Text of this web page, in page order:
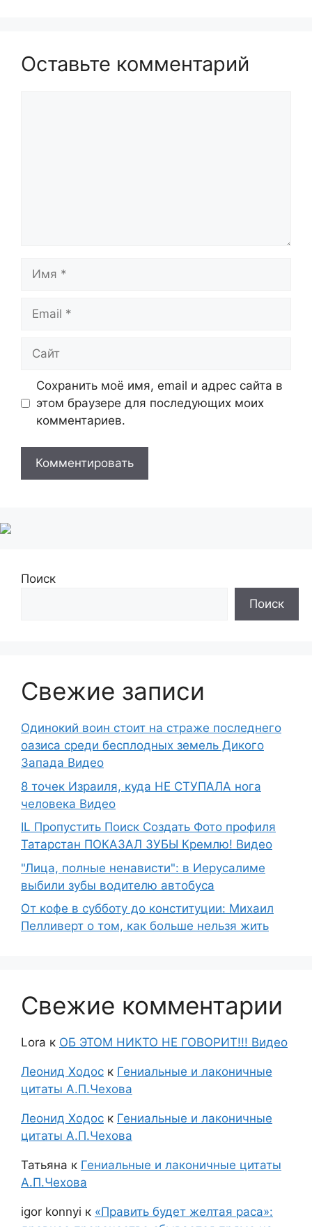
Оставьте комментарий
Сохранить моё имя, email и адрес сайта в
этом браузере для последующих моих
комментариев.
Поиск
Поиск
Свежие записи
Одинокий воин стоит на страже последнего
оазиса среди бесплодных земель Дикого
Запада Видео
8 точек Израиля, куда НЕ СТУПАЛА нога
человека Видео
IL Пропустить Поиск Создать Фото профиля
Татарстан ПОКАЗАЛ ЗУБЫ Кремлю! Видео
"Лица, полные ненависти": в Иерусалиме
выбили зубы водителю автобуса
От кофе в субботу до конституции: Михаил
Пелливерт о том, как больше нельзя жить
Свежие комментарии
Lora к ОБ ЭТОМ НИКТО НЕ ГОВОРИТ!!! Видео
Леонид Ходос к Гениальные и лаконичные
цитаты А.П.Чехова
Леонид Ходос к Гениальные и лаконичные
цитаты А.П.Чехова
Татьяна к Гениальные и лаконичные цитаты
А.П.Чехова
igor konnyi к «Править будет желтая раса»: